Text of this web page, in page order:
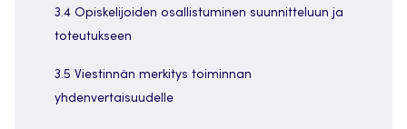
3.4 Opiskelijoiden osallistuminen suunnitteluun ja
toteutukseen
3.5 Viestinnän merkitys toiminnan
yhdenvertaisuudelle